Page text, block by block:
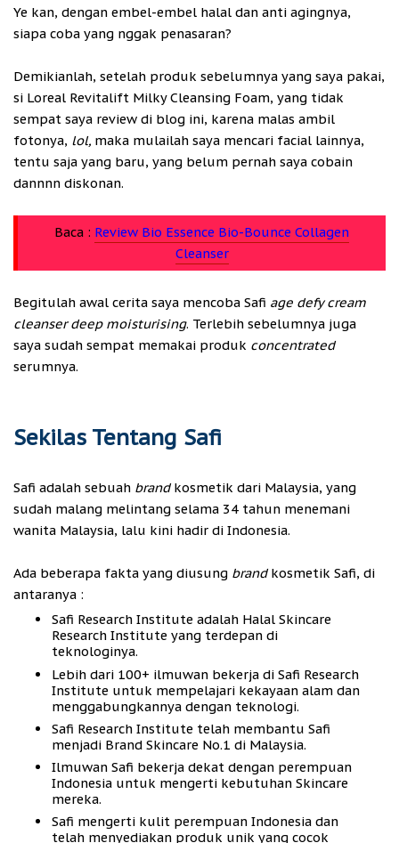
Ye kan, dengan embel-embel halal dan anti agingnya,
siapa coba yang nggak penasaran?
Demikianlah, setelah produk sebelumnya yang saya pakai,
si Loreal Revitalift Milky Cleansing Foam, yang tidak
sempat saya review di blog ini, karena malas ambil
fotonya, lol, maka mulailah saya mencari facial lainnya,
tentu saja yang baru, yang belum pernah saya cobain
dannnn diskonan.
Baca : Review Bio Essence Bio-Bounce Collagen
Cleanser
Begitulah awal cerita saya mencoba Safi age defy cream
cleanser deep moisturising. Terlebih sebelumnya juga
saya sudah sempat memakai produk concentrated
serumnya.
Sekilas Tentang Safi
Safi adalah sebuah brandkosmetik dari Malaysia, yang
sudah malang melintang selama 34 tahun menemani
wanita Malaysia, lalu kini hadir di Indonesia.
Ada beberapa fakta yang diusung brandkosmetik Safi, di
antaranya :
Safi Research Institute adalah Halal Skincare
Research Institute yang terdepan di
teknologinya.
Lebih dari 100+ ilmuwan bekerja di Safi Research
Institute untuk mempelajari kekayaan alam dan
menggabungkannya dengan teknologi.
Safi Research Institute telah membantu Safi
menjadi Brand Skincare No.1 di Malaysia.
Ilmuwan Safi bekerja dekat dengan perempuan
Indonesia untuk mengerti kebutuhan Skincare
mereka.
Safi mengerti kulit perempuan Indonesia dan
telah menyediakan produk unik yang cocok